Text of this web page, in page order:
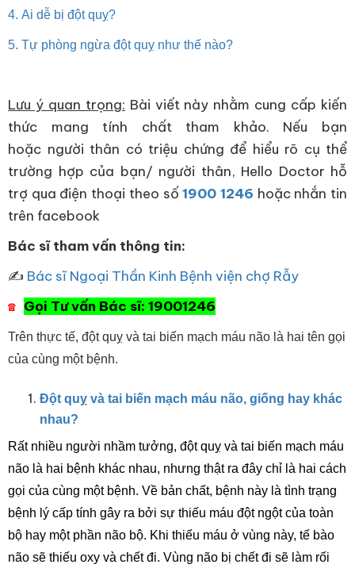
4. Ai dễ bị đột quỵ?
5. Tự phòng ngừa đột quỵ như thế nào?
Lưu ý quan trọng: Bài viết này nhằm cung cấp kiến
thức mang tính chất tham khảo. Nếu bạn
hoặc người thân có triệu chứng để hiểu rõ cụ thể
trường hợp của bạn/ người thân, Hello Doctor hỗ
trợ qua điện thoại theo số1900 1246 hoặc nhắn tin
trên facebook
Bác sĩ tham vấn thông tin:
✍ Bác sĩ Ngoại Thần Kinh Bệnh viện chợ Rẫy
☎ Gọi Tư vấn Bác sĩ: 19001246
Trên thực tế, đột quỵ và tai biến mạch máu não là hai tên gọi
của cùng một bệnh.
Đột quỵ và tai biến mạch máu não, giống hay khác
nhau?
Rất nhiều người nhầm tưởng, đột quỵ và tai biến mạch máu
não là hai bệnh khác nhau, nhưng thật ra đây chỉ là hai cách
gọi của cùng một bệnh. Về bản chất, bệnh này là tình trạng
bệnh lý cấp tính gây ra bởi sự thiếu máu đột ngột của toàn
bộ hay một phần não bộ. Khi thiếu máu ở vùng này, tế bào
não sẽ thiếu oxy và chết đi. Vùng não bị chết đi sẽ làm rối